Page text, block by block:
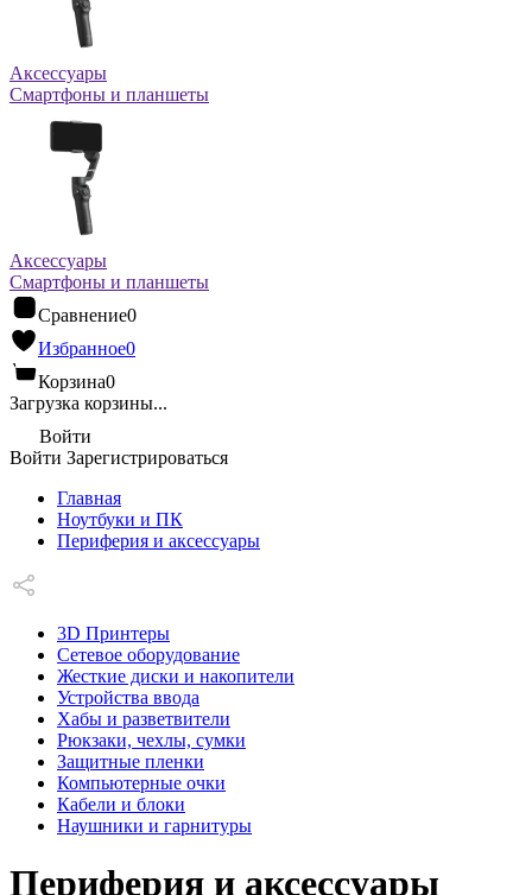
Аксессуары
Смартфоны и планшеты
Аксессуары
Смартфоны и планшеты
Сравнение0
Избранное0
Корзина0
Загрузка корзины...
Войти
Войти Зарегистрироваться
Главная
Ноутбуки и ПК
Периферия и аксессуары
3D Принтеры
Сетевое оборудование
Жесткие диски и накопители
Устройства ввода
Хабы и разветвители
Рюкзаки, чехлы, сумки
Защитные пленки
Компьютерные очки
Кабели и блоки
Наушники и гарнитуры
Периферия и аксессуары